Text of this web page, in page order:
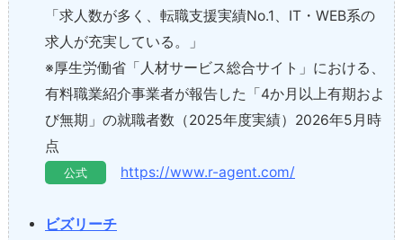
「求人数が多く、転職支援実績No.1、IT・WEB系の
求人が充実している。」
※厚生労働省「人材サービス総合サイト」における、
有料職業紹介事業者が報告した「4か月以上有期およ
び無期」の就職者数（2025年度実績）2026年5月時
点
公式 https://www.r-agent.com/
ビズリーチ